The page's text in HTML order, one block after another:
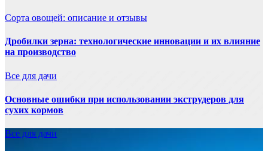
Сорта овощей: описание и отзывы
Дробилки зерна: технологические инновации и их влияние
на производство
Все для дачи
Основные ошибки при использовании экструдеров для
сухих кормов
Все для дачи